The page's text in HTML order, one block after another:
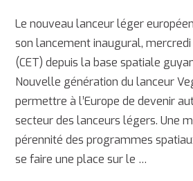
Le nouveau lanceur léger
son lancement inaugural, mercredi
(CET) depuis la base spatiale
Nouvelle génération du lanceur
permettre à l’Europe de devenir
secteur des lanceurs légers. Une
pérennité des programmes
se faire une place sur le …